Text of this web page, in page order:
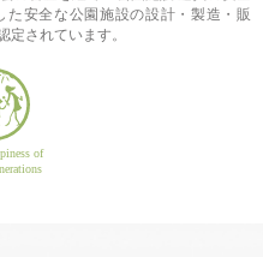
た安全な公園施設の設計・製造・販
定されています。
of